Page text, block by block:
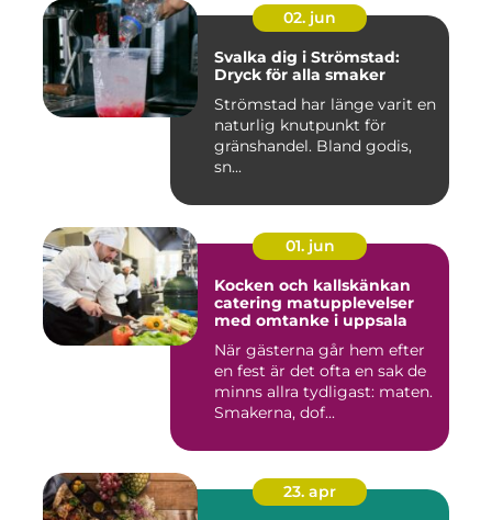
02. jun
Svalka dig i Strömstad:
Dryck för alla smaker
Strömstad har länge varit en
naturlig knutpunkt för
gränshandel. Bland godis,
sn...
01. jun
Kocken och kallskänkan
catering matupplevelser
med omtanke i uppsala
När gästerna går hem efter
en fest är det ofta en sak de
minns allra tydligast: maten.
Smakerna, dof...
23. apr